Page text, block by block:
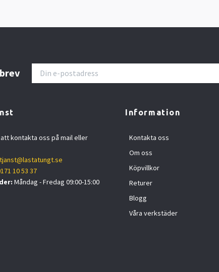
kontakta oss på mail eller
10 53 37
Måndag - Fredag 09:00-15:00
Information
Kontakta oss
Om oss
Köpvillkor
Returer
Blogg
Våra verkstäder